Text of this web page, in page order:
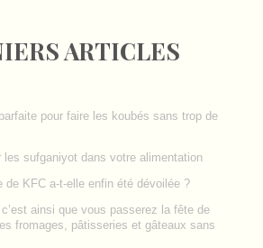
ARTICLES
pour faire les koubés sans trop de
les sufganiyot dans votre alimentation
de KFC a-t-elle enfin été dévoilée ?
ainsi que vous passerez la fête de
fromages, pâtisseries et gâteaux sans